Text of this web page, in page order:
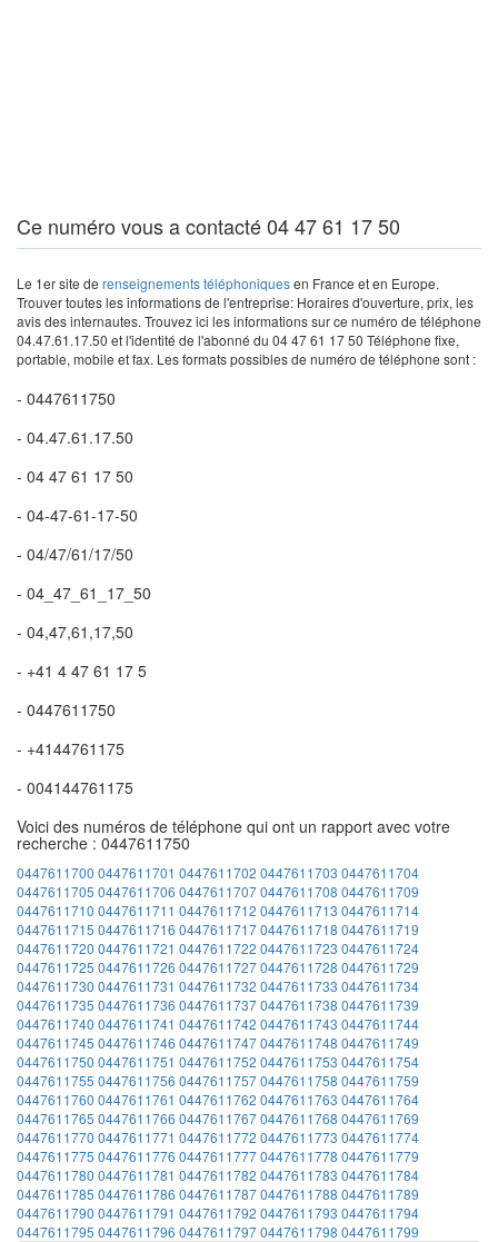
Ce numéro vous a contacté 04 47 61 17 50
Le 1er site de renseignements téléphoniquesen France et en Europe.
Trouver toutes les informations de l'entreprise: Horaires d'ouverture, prix, les
avis des internautes. Trouvez ici les informations sur ce numéro de téléphone
04.47.61.17.50 et l'identité de l'abonné du 04 47 61 17 50 Téléphone fixe,
portable, mobile et fax. Les formats possibles de numéro de téléphone sont :
- 0447611750
- 04.47.61.17.50
- 04 47 61 17 50
- 04-47-61-17-50
- 04/47/61/17/50
- 04_47_61_17_50
- 04,47,61,17,50
- +41 4 47 61 17 5
- 0447611750
- +4144761175
- 004144761175
Voici des numéros de téléphone qui ont un rapport avec votre
recherche : 0447611750
0447611700 0447611701 0447611702 0447611703 0447611704
0447611705 0447611706 04476117070447611708 0447611709
0447611710 0447611711 0447611712 0447611713 0447611714
0447611715 0447611716 04476117170447611718 0447611719
0447611720 0447611721 0447611722 0447611723 0447611724
0447611725 0447611726 04476117270447611728 0447611729
0447611730 0447611731 0447611732 0447611733 0447611734
0447611735 0447611736 04476117370447611738 0447611739
0447611740 0447611741 0447611742 0447611743 0447611744
0447611745 0447611746 04476117470447611748 0447611749
0447611750 0447611751 0447611752 0447611753 0447611754
0447611755 0447611756 04476117570447611758 0447611759
0447611760 0447611761 0447611762 0447611763 0447611764
0447611765 0447611766 04476117670447611768 0447611769
0447611770 0447611771 0447611772 0447611773 0447611774
0447611775 0447611776 04476117770447611778 0447611779
0447611780 0447611781 0447611782 0447611783 0447611784
0447611785 0447611786 04476117870447611788 0447611789
0447611790 0447611791 0447611792 0447611793 0447611794
0447611795 0447611796 04476117970447611798 0447611799